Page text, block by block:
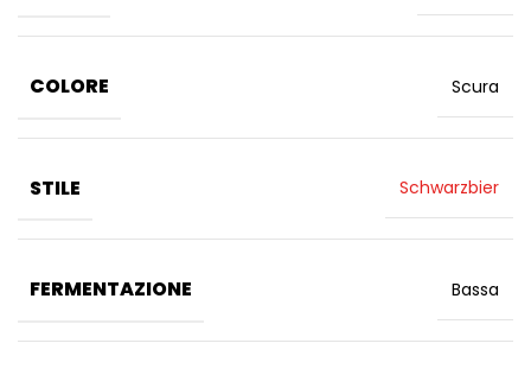
COLORE Scura
STILE Schwarzbier
FERMENTAZIONE Bassa